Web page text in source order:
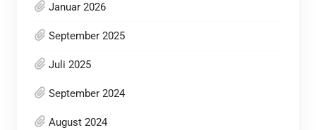
Januar 2026
September 2025
Juli 2025
September 2024
August 2024